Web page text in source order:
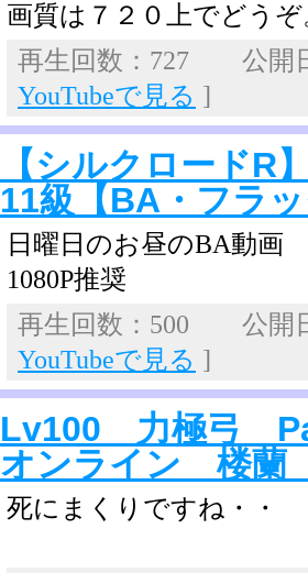
画質は７２０上でどうぞ
再生回数：727 公開
YouTubeで見る ]
【シルクロードR
11級【BA・フラ
日曜日のお昼のBA動
1080P推奨
再生回数：500 公開
YouTubeで見る ]
Lv100 力極弓
オンライン 楼蘭
死にまくりですね・・